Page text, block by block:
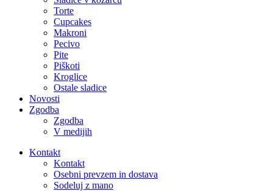
Torte
Cupcakes
Makroni
Pecivo
Pite
Piškoti
Kroglice
Ostale sladice
Novosti
Zgodba
Zgodba
V medijih
Kontakt
Kontakt
Osebni prevzem in dostava
Sodeluj z mano